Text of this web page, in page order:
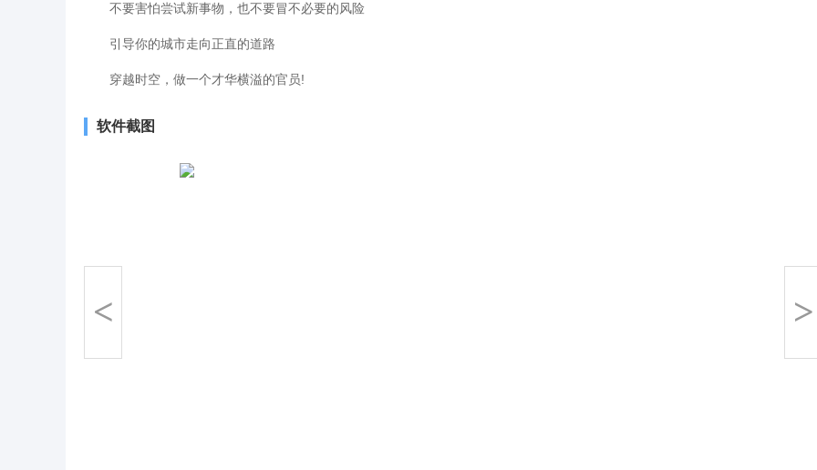
不要害怕尝试新事物，也不要冒不必要的风险
引导你的城市走向正直的道路
穿越时空，做一个才华横溢的官员!
软件截图
< >